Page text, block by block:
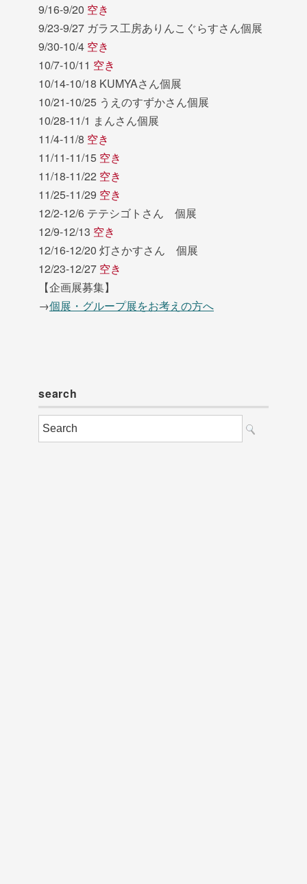
9/16-9/20 空き
9/23-9/27 ガラス工房ありんこぐらすさん個展
9/30-10/4 空き
10/7-10/11 空き
10/14-10/18 KUMYAさん個展
10/21-10/25 うえのすずかさん個展
10/28-11/1 まんさん個展
11/4-11/8 空き
11/11-11/15 空き
11/18-11/22 空き
11/25-11/29 空き
12/2-12/6 テテシゴトさん 個展
12/9-12/13 空き
12/16-12/20 灯さかすさん 個展
12/23-12/27 空き
【企画展募集】
→個展・グループ展をお考えの方へ
search